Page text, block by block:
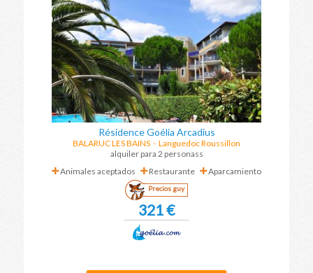
Résidence Goélia Arcadius
BALARUC LES BAINS - Languedoc Roussillon
alquiler para 2 personass
Animales aceptados
Restaurante Aparcamiento
Precios guy
321 €